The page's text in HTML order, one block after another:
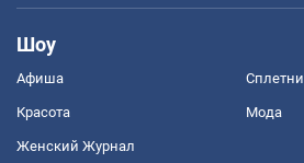
Шоу
Афиша Сплетни
Красота Мода
Женский Журнал